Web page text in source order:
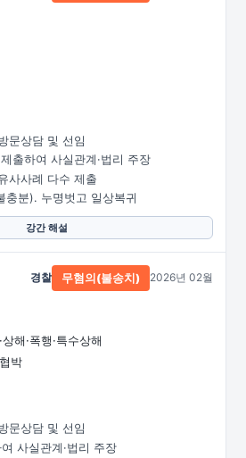
문상담 및 선임
출하여 사실관계·법리 주장
사사례 다수 제출
충분). 누명벗고 일상복귀
강간 해설
상해·폭행·특수상해
박
경찰 무혐의(불송치) 2026년 02월
문상담 및 선임
사실관계·법리 주장